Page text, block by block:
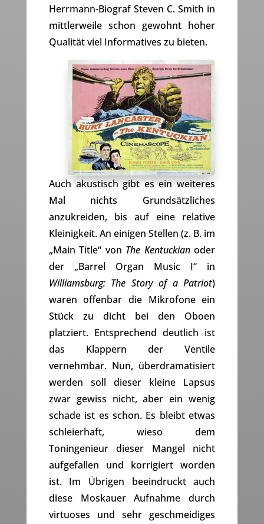
Herrmann-Biograf Steven C. Smith in
mittlerweile schon gewohnt hoher
Qualität viel Informatives zu bieten.
Auch akustisch gibt es ein weiteres
Mal nichts Grundsätzliches
anzukreiden, bis auf eine relative
Kleinigkeit. An einigen Stellen (z. B. im
„Main Title“ von The Kentuckianoder
der „Barrel Organ Music I“ in
Williamsburg: The Story of a Patriot)
waren offenbar die Mikrofone ein
Stück zu dicht bei den Oboen
platziert. Entsprechend deutlich ist
das Klappern der Ventile
vernehmbar. Nun, überdramatisiert
werden soll dieser kleine Lapsus
zwar gewiss nicht, aber ein wenig
schade ist es schon. Es bleibt etwas
schleierhaft, wieso dem
Toningenieur dieser Mangel nicht
aufgefallen und korrigiert worden
ist. Im Übrigen beeindruckt auch
diese Moskauer Aufnahme durch
virtuoses und sehr geschmeidiges